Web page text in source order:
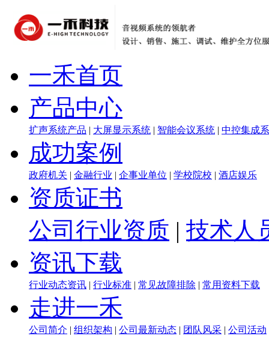
一禾首页
产品中心
扩声系统产品 | 大屏显示系统 | 智能会议系统 | 中控集成
成功案例
政府机关 | 金融行业 | 企事业单位 | 学校院校 | 酒店娱乐
资质证书
公司行业资质 | 技术人
资讯下载
行业动态资讯 | 行业标准 | 常见故障排除 | 常用资料下载
走进一禾
公司简介 | 组织架构 | 公司最新动态 | 团队风采 | 公司活动